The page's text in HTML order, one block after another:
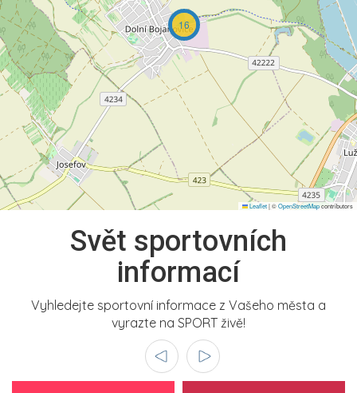
16
Leaflet|©OpenStreetMapcontributors
Svět sportovních
informací
Vyhledejte sportovní informace z Vašeho města a
vyrazte na SPORT živě!